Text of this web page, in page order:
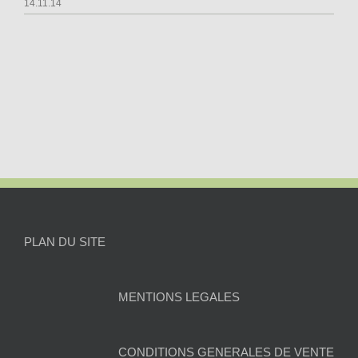
14.11.14
PLAN DU SITE
MENTIONS LEGALES
CONDITIONS GENERALES DE VENTE